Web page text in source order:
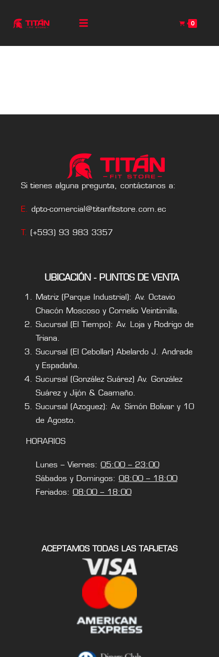
0
Si tienes alguna pregunta, contáctanos a:
E. dpto-comercial@titanfitstore.com.ec
T. (+593) 93 983 3357
UBICACIÓN - PUNTOS DE VENTA
Matriz (Parque Industrial): Av. Octavio
Chacón Moscoso y Cornelio Veintimilla.
Sucursal (El Tiempo): Av. Loja y Rodrigo de
Triana.
Sucursal (El Cebollar) Abelardo J. Andrade
y Espadaña.
Sucursal (González Suárez) Av. González
Suárez y Jijón & Caamaño.
Sucursal (Azoguez): Av. Simón Bolivar y 10
de Agosto.
HORARIOS
Lunes – Viernes: 05:00 – 23:00
Sábados y Domingos: 08:00 – 18:00
Feriados: 08:00 – 18:00
ACEPTAMOS TODAS LAS TARJETAS